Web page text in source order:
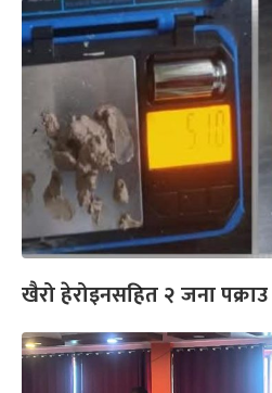
खैरो हेरोइनसहित २ जना पक्राउ